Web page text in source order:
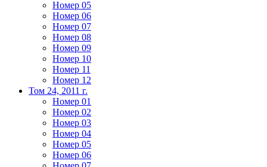
Номер 05
Номер 06
Номер 07
Номер 08
Номер 09
Номер 10
Номер 11
Номер 12
Том 24, 2011 г.
Номер 01
Номер 02
Номер 03
Номер 04
Номер 05
Номер 06